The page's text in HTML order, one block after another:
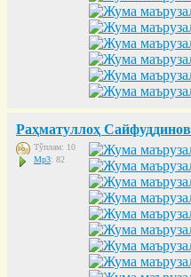
Раҳматуллоҳ Сайфуддинов
Тўплам: 10
Mp3: 82